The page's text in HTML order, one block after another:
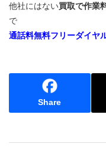
他社にはない買取で作業
で
通話料無料フリーダイヤ
Share